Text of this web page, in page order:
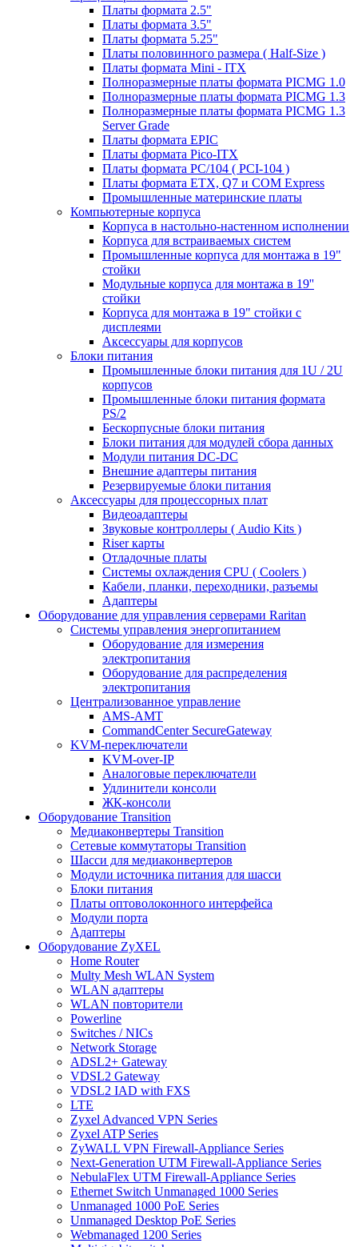
Платы формата 2.5"
Платы формата 3.5"
Платы формата 5.25"
Платы половинного размера ( Half-Size )
Платы формата Mini - ITX
Полноразмерные платы формата PICMG 1.0
Полноразмерные платы формата PICMG 1.3
Полноразмерные платы формата PICMG 1.3
Server Grade
Платы формата EPIC
Платы формата Pico-ITX
Платы формата PC/104 ( PCI-104 )
Платы формата ETX, Q7 и COM Express
Промышленные материнские платы
Компьютерные корпуса
Корпуса в настольно-настенном исполнении
Корпуса для встраиваемых систем
Промышленные корпуса для монтажа в 19"
стойки
Модульные корпуса для монтажа в 19''
стойки
Корпуса для монтажа в 19" стойки с
дисплеями
Аксессуары для корпусов
Блоки питания
Промышленные блоки питания для 1U / 2U
корпусов
Промышленные блоки питания формата
PS/2
Бескорпусные блоки питания
Блоки питания для модулей сбора данных
Модули питания DC-DC
Внешние адаптеры питания
Резервируемые блоки питания
Аксессуары для процессорных плат
Видеоадаптеры
Звуковые контроллеры ( Audio Kits )
Riser карты
Отладочные платы
Системы охлаждения CPU ( Coolers )
Кабели, планки, переходники, разъемы
Адаптеры
Оборудование для управления серверами Raritan
Системы управления энергопитанием
Оборудование для измерения
электропитания
Оборудование для распределения
электропитания
Централизованное управление
AMS-AMT
CommandCenter SecureGateway
KVM-переключатели
KVM-over-IP
Аналоговые переключатели
Удлинители консоли
ЖК-консоли
Оборудование Transition
Медиаконвертеры Transition
Сетевые коммутаторы Transition
Шасси для медиаконвертеров
Модули источника питания для шасси
Блоки питания
Платы оптоволоконного интерфейса
Модули порта
Адаптеры
Оборудование ZyXEL
Home Router
Multy Mesh WLAN System
WLAN адаптеры
WLAN повторители
Powerline
Switches / NICs
Network Storage
ADSL2+ Gateway
VDSL2 Gateway
VDSL2 IAD with FXS
LTE
Zyxel Advanced VPN Series
Zyxel ATP Series
ZyWALL VPN Firewall-Appliance Series
Next-Generation UTM Firewall-Appliance Series
NebulaFlex UTM Firewall-Appliance Series
Ethernet Switch Unmanaged 1000 Series
Unmanaged 1000 PoE Series
Unmanaged Desktop PoE Series
Webmanaged 1200 Series